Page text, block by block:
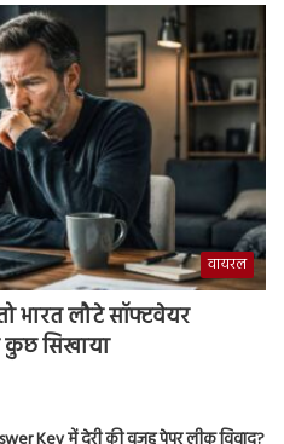
वायरल
भारत लौटे सॉफ्टवेयर
कुछ सिखाया